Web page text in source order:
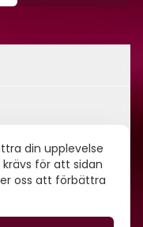
din upplevelse
krävs för att sidan
oss att förbättra